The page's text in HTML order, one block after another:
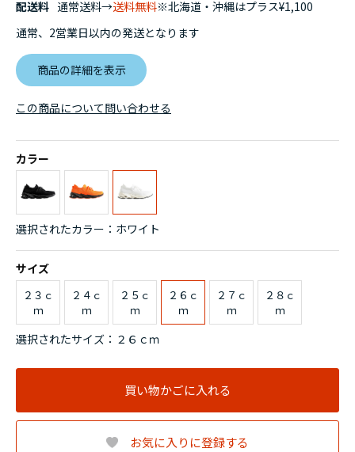
配送料 通常送料→送料無料※北海道・沖縄はプラス¥1,100
通常、2営業日以内の発送となります
商品の詳細を表示
カラー
選択されたカラー：ホワイト
サイズ
２３ｃ
ｍ
２４ｃ
ｍ
２５ｃ
ｍ
２６ｃ
ｍ
２７ｃ
ｍ
２８ｃ
ｍ
選択されたサイズ：２６ｃｍ
買い物かごに入れる
お気に入りに登録する
この商品について問い合わせる